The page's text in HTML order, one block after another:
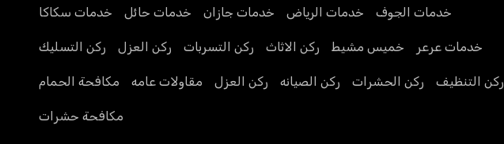
خدمات الجوف خدمات الرياض خدمات جازان خدمات حائل خدمات سكاكا
خدمات عرعر خميس مشيط ركن الاثاث ركن التسربات ركن العزل ركن التسليك
ركن التنظيف ركن الحشرات ركن الصيانه ركن العزل مقاولات عامه مكافحة الحمام
مكافحة حشرات